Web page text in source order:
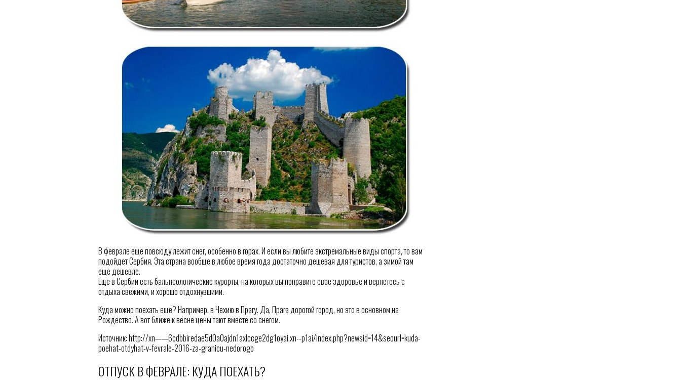
В феврале еще повсюду лежит снег, особенно в горах. И если вы любите экстремальные виды спорта, то вам
подойдет Сербия. Эта страна вообще в любое время года достаточно дешевая для туристов, а зимой там
еще дешевле.
Еще в Сербии есть бальнеологические курорты, на которых вы поправите свое здоровье и вернетесь с
отдыха свежими, и хорошо отдохнувшими.
Куда можно поехать еще? Например, в Чехию в Прагу. Да, Прага дорогой город, но это в основном на
Рождество. А вот ближе к весне цены тают вместе со снегом.
Источник: http://xn——6cdbbiredae5d0a0ajdn1axlccge2dg1oyai.xn--p1ai/index.php?newsid=14&seourl=kuda-
poehat-otdyhat-v-fevrale-2016-za-granicu-nedorogo
ОТПУСК В ФЕВРАЛЕ: КУДА ПОЕХАТЬ?